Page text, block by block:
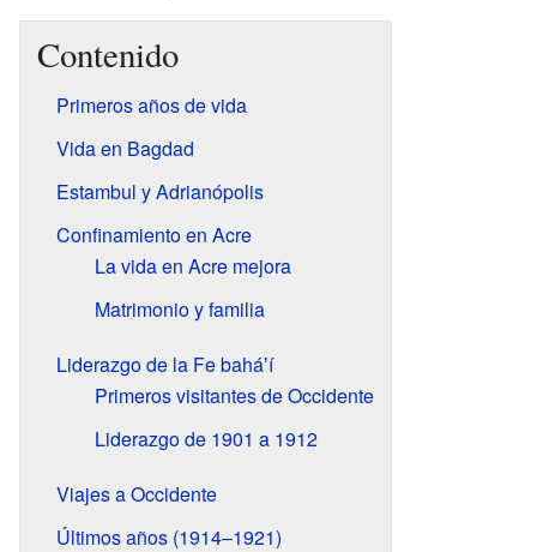
Contenido
Primeros años de vida
Vida en Bagdad
Estambul y Adrianópolis
Confinamiento en Acre
La vida en Acre mejora
Matrimonio y familia
Liderazgo de la Fe baháʼí
Primeros visitantes de Occidente
Liderazgo de 1901 a 1912
Viajes a Occidente
Últimos años (1914–1921)